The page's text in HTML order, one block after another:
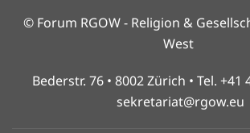
© Forum RGOW - Religion &
West
Bederstr. 76 • 8002 Zürich • Tel. +41
sekretariat@rgow.eu